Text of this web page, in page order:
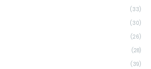
(33)
(30)
(26)
(28)
(39)